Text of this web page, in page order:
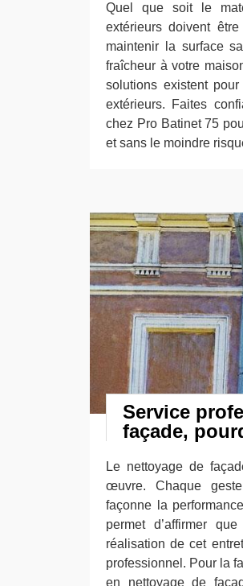
Quel que soit le
extérieurs doivent
maintenir la surface
fraîcheur à votre
solutions existent
extérieurs. Faites
chez Pro Batinet 75
et sans le moindre
Service
façade,
Le nettoyage de
œuvre. Chaque
façonne la
permet d’affirmer
réalisation de cet
professionnel. Pour la
en nettoyage de